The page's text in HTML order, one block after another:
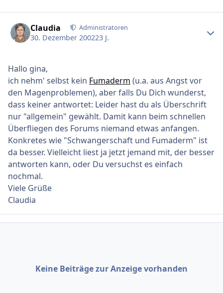
Claudia Administratoren
30. Dezember 200223 J.
Hallo gina,
ich nehm' selbst kein Fumaderm (u.a. aus Angst vor
den Magenproblemen), aber falls Du Dich wunderst,
dass keiner antwortet: Leider hast du als Überschrift
nur "allgemein" gewählt. Damit kann beim schnellen
Überfliegen des Forums niemand etwas anfangen.
Konkretes wie "Schwangerschaft und Fumaderm" ist
da besser. Vielleicht liest ja jetzt jemand mit, der besser
antworten kann, oder Du versuchst es einfach
nochmal.
Viele Grüße
Claudia
Keine Beiträge zur Anzeige vorhanden